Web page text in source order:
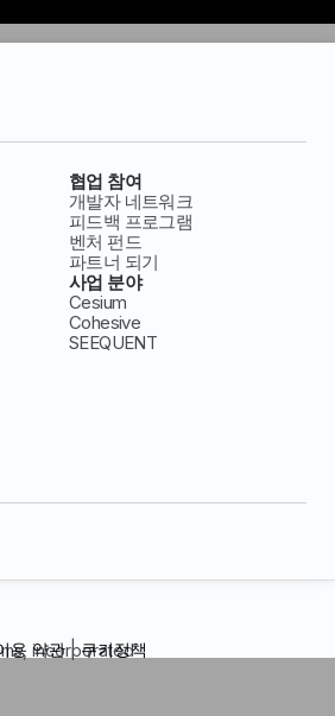
협업 참여
개발자 네트워크
피드백 프로그램
벤처 펀드
파트너 되기
사업 분야
Cesium
Cohesive
SEEQUENT
incorporated
용 약관|쿠키정책